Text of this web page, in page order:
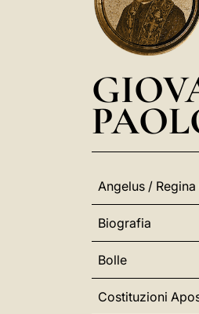
Angelus / Regina
Biografia
Bolle
Costituzioni